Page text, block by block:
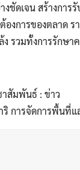
ชัดเจน สร้างการ
องการของตลาด
รวมทั้งการรักษา
สัมพันธ์ : ข่าว
ริ การจัดการพื้นที่